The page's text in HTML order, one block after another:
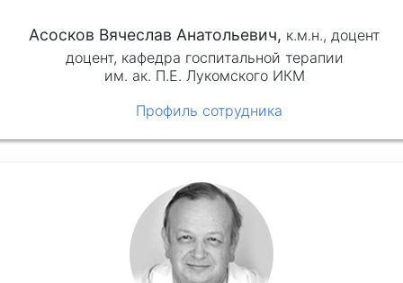
Асосков Вячеслав Анатольевич, к.м.н., доцент
доцент, кафедра госпитальной терапии
им. ак. П.Е. Лукомского ИКМ
Профиль сотрудника